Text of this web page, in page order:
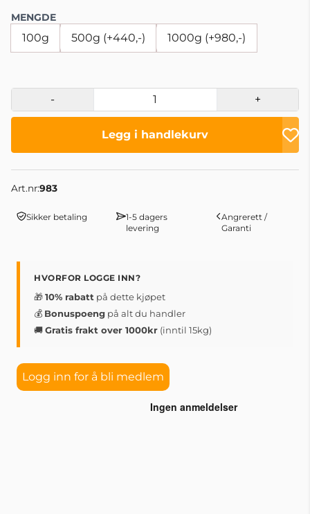
MENGDE
100g 500g (+440,-) 1000g (+980,-)
- +
Legg i handlekurv
Art.nr:983
Sikker betaling
1-5 dagers
levering
Angrerett /
Garanti
HVORFOR LOGGE INN?
🎁10% rabatt på dette kjøpet
💰 Bonuspoeng på alt du handler
🚚Gratis frakt over 1000kr (inntil 15kg)
Logg inn for å bli medlem